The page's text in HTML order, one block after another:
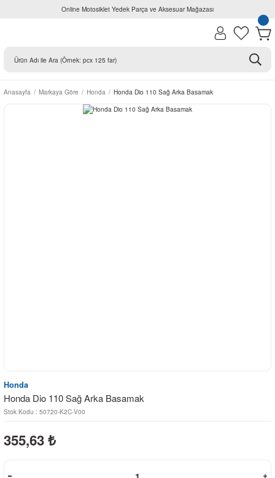
Online Motosiklet Yedek Parça ve Aksesuar Mağazası
Anasayfa Markaya Göre Honda Honda Dio 110 Sağ Arka Basamak
Honda
Honda Dio 110 Sağ Arka Basamak
Stok Kodu : 50720-K2C-V00
355,63 ₺